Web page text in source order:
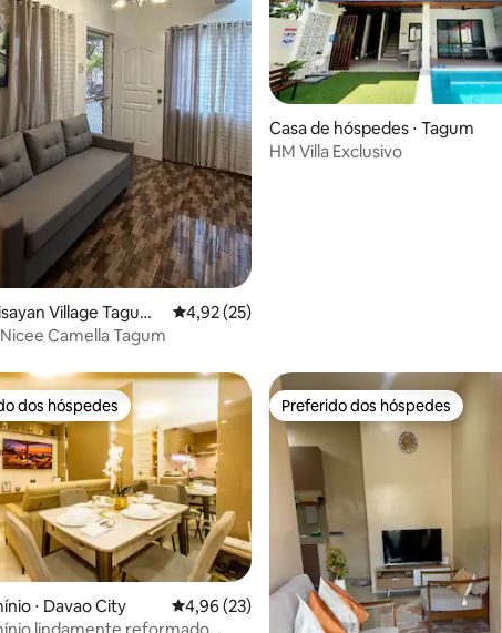
média de 5, 26 avaliações
Village Tagum
4,92 de uma avaliação média de 5, 25
4,92 (25)
Camella Tagum
Casa de hóspedes ⋅ Tagum
HM Villa Exclusivo
média de 5, 3 avaliações
dos hóspedes
dos hóspedes
⋅ Davao City 4,96 de uma avaliação média de 5, 23
4,96 (23)
Preferido dos hóspedes
Preferido dos hóspedes